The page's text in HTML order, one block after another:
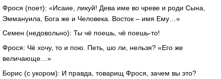
Фрося (поет): «Исаие, ликуй! Дева име во чреве и роди Сына,
Эммануила, Бога же и Человека. Восток – имя Ему…»
Семен (недовольно): Ты чё поешь, чё поешь-то!
Фрося: Чё хочу, то и пою. Петь, шо ли, нельзя? «Его же
величающе…»
Борис (с укором): И правда, товарищ Фрося, зачем вы это?